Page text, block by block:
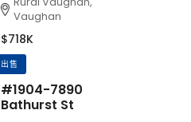
Vaughan
$718K
出售
#1904-7890
Bathurst St